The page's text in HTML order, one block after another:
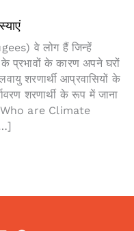
वे लोग हैं जिन्हें
के प्रभावों के कारण अपने घरों
शरणार्थी आप्रवासियों के
शरणार्थी के रूप में जाना
(Who are Climate